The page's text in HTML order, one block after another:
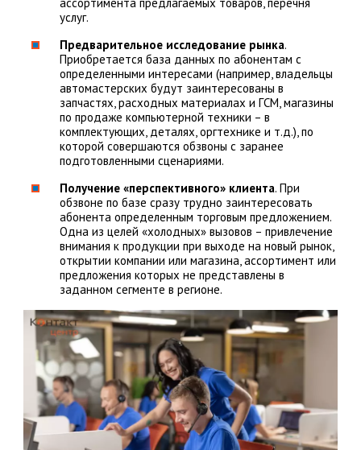
ассортимента предлагаемых товаров, перечня
услуг.
Предварительное исследование рынка.
Приобретается база данных по абонентам с
определенными интересами (например, владельцы
автомастерских будут заинтересованы в
запчастях, расходных материалах и ГСМ, магазины
по продаже компьютерной техники – в
комплектующих, деталях, оргтехнике и т.д.), по
которой совершаются обзвоны с заранее
подготовленными сценариями.
Получение «перспективного» клиента. При
обзвоне по базе сразу трудно заинтересовать
абонента определенным торговым предложением.
Одна из целей «холодных» вызовов – привлечение
внимания к продукции при выходе на новый рынок,
открытии компании или магазина, ассортимент или
предложения которых не представлены в
заданном сегменте в регионе.